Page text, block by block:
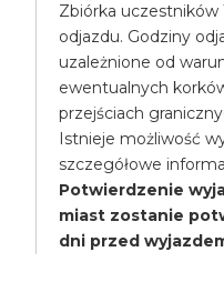
Zbiórka
odjazdu. Godziny
uzależnione od
ewentualnych
przejściach
Istnieje możliwość
szczegółowe
Potwierdzenie
miast zostanie
dni przed